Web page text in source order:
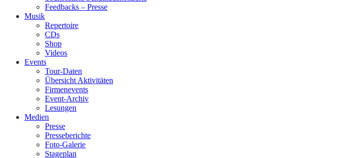
Feedbacks – Presse
Musik
Repertoire
CDs
Shop
Videos
Events
Tour-Daten
Übersicht Aktivitäten
Firmenevents
Event-Archiv
Lesungen
Medien
Presse
Presseberichte
Foto-Galerie
Stageplan